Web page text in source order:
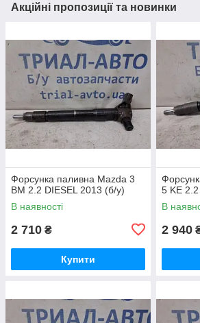
Акційні пропозиції та новинки
Форсунка паливна Mazda 3
BM 2.2 DIESEL 2013 (б/у)
В наявності
2 710 ₴
Купити
5 KE
В
2 940